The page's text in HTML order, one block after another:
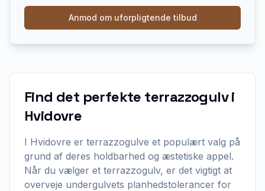
Anmod om uforpligtende tilbud
Find det perfekte terrazzogulv i
Hvidovre
I Hvidovre er terrazzogulve et populært valg på
grund af deres holdbarhed og æstetiske appel.
Når du vælger et terrazzogulv, er det vigtigt at
overveje undergulvets planhedstolerancer for